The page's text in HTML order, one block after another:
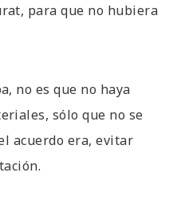
para que no hubiera
no es que no haya
sólo que no se
acuerdo era, evitar